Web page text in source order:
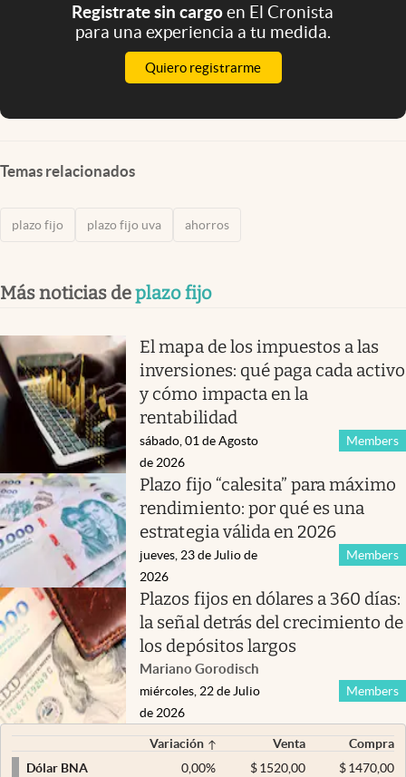
Registrate sin cargoen El Cronista
para una experiencia a tu medida.
Quiero registrarme
Temas relacionados
plazo fijo plazo fijo uva ahorros
Más noticias deplazo fijo
El mapa de los impuestos a las
inversiones: qué paga cada activo
y cómo impacta en la
rentabilidad
Members
sábado, 01 de Agosto
de 2026
Plazo fijo “calesita” para máximo
rendimiento: por qué es una
estrategia válida en 2026
Members
jueves, 23 de Julio de
2026
Plazos fijos en dólares a 360 días:
la señal detrás del crecimiento de
los depósitos largos
Mariano Gorodisch
Members
miércoles, 22 de Julio
de 2026
Variación Venta
Compra
Dólar BNA
0,00% $ 1520,00 $1470,00